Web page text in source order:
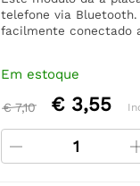
telefone via Bluetooth.
facilmente conectado
Em estoque
€ 7,10 € 3,55